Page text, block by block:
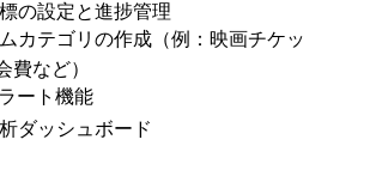
の設定と進捗管理
カテゴリの作成（例：映画チケッ
費など）
ート機能
ダッシュボード